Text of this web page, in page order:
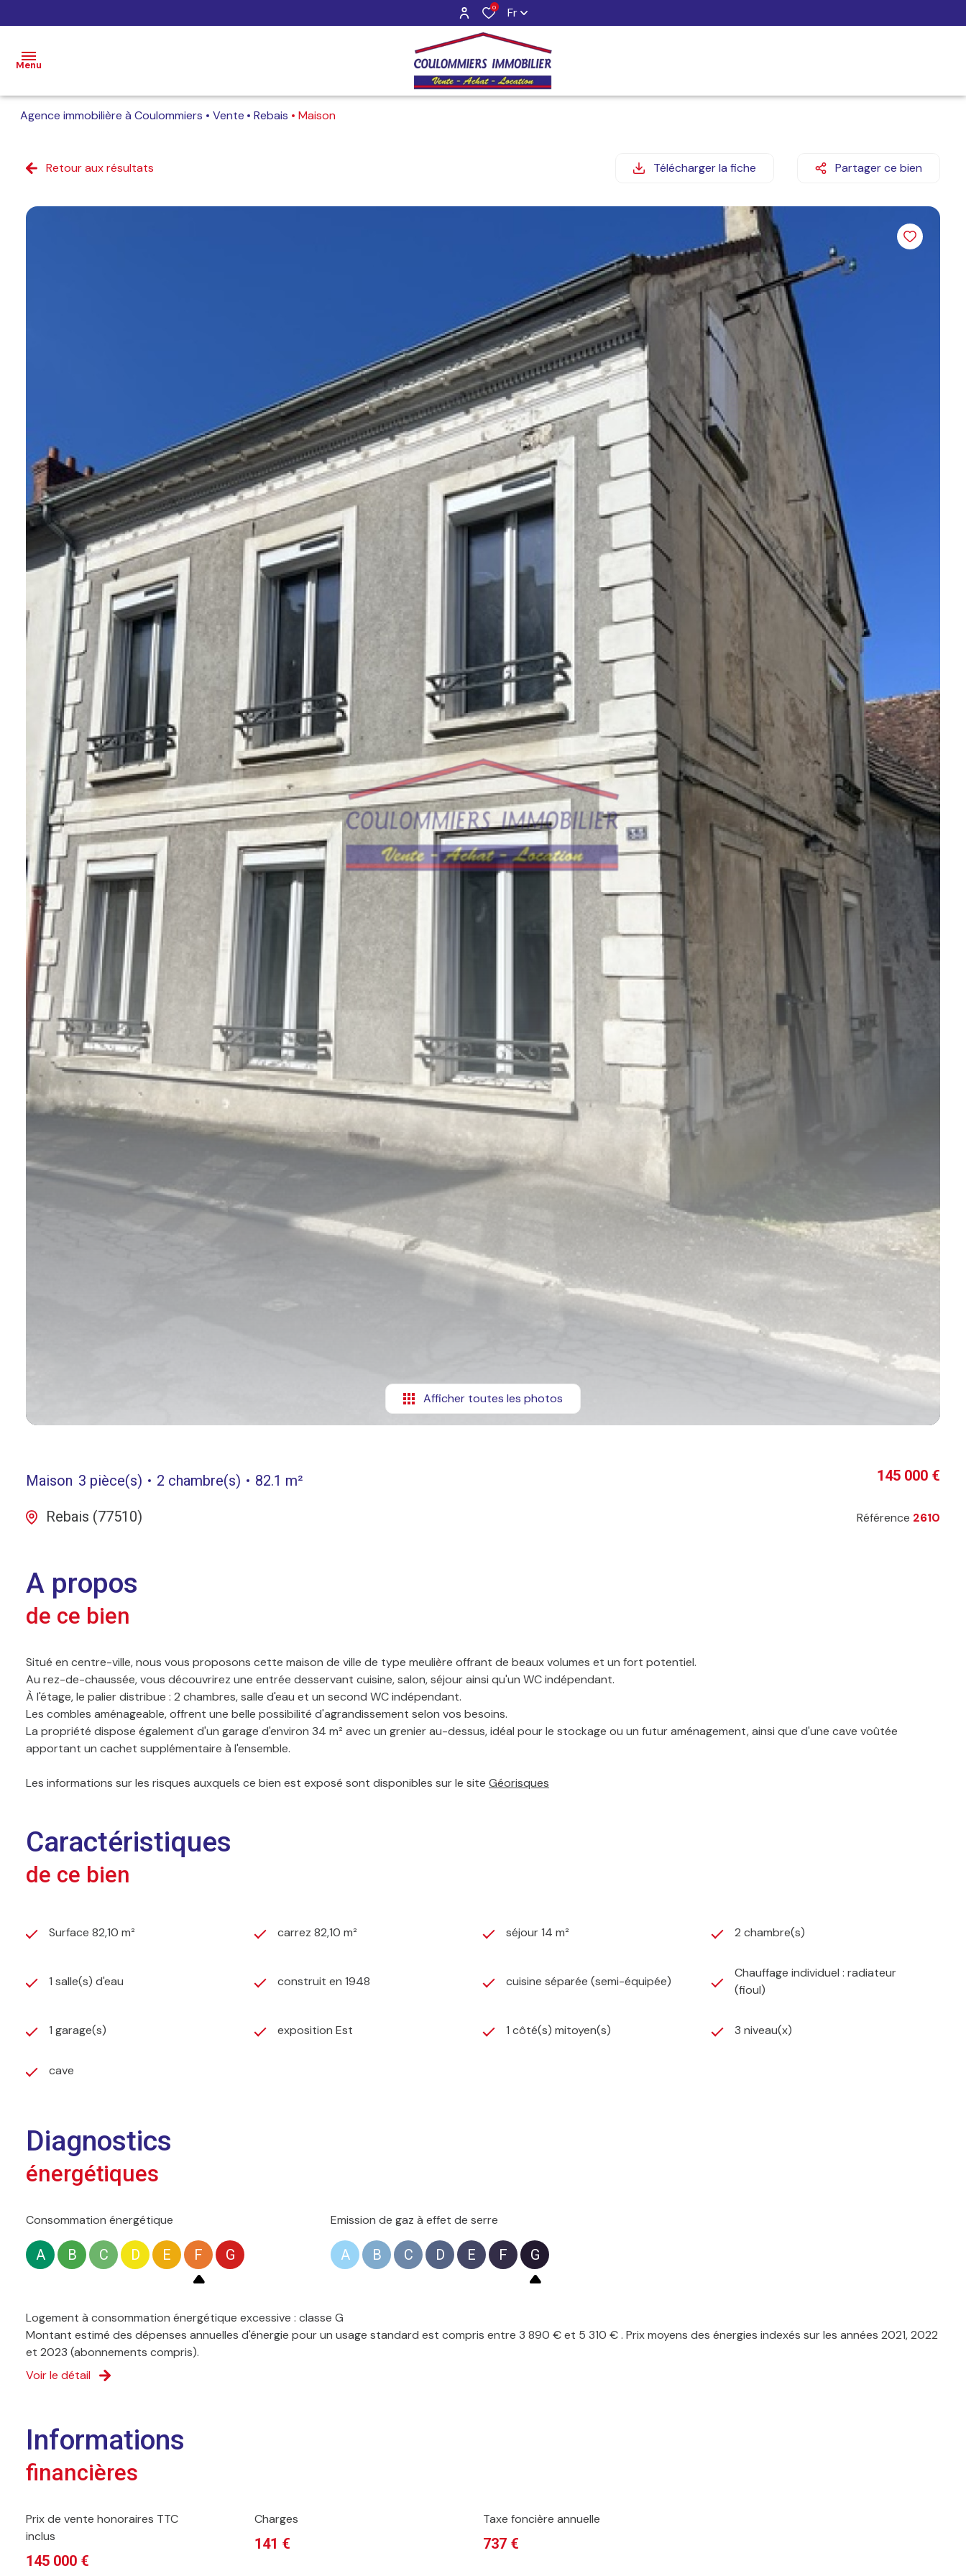
0 Fr
Menu
Ventes
Agence immobilière à Coulommiers Vente Rebais Maison
Retour aux résultats Télécharger la fiche Partager ce bien
Afficher toutes les photos
Maison 3 pièce(s) 2 chambre(s) 82.1 m²
Rebais (77510)
145 000 €
Référence 2610
A propos
de ce bien
Situé en centre-ville, nous vous proposons cette maison de ville de type meulière offrant de beaux volumes et un fort potentiel.
Au rez-de-chaussée, vous découvrirez une entrée desservant cuisine, salon, séjour ainsi qu'un WC indépendant.
À l'étage, le palier distribue : 2 chambres, salle d'eau et un second WC indépendant.
Les combles aménageable, offrent une belle possibilité d'agrandissement selon vos besoins.
La propriété dispose également d'un garage d'environ 34 m² avec un grenier au-dessus, idéal pour le stockage ou un futur aménagement, ainsi que d'une cave voûtée
apportant un cachet supplémentaire à l'ensemble.
Les informations sur les risques auxquels ce bien est exposé sont disponibles sur le site Géorisques
Caractéristiques
de ce bien
Surface 82,10 m² carrez 82,10 m² séjour 14 m² 2 chambre(s)
1 salle(s) d'eau construit en 1948 cuisine séparée (semi-équipée)
Chauffage individuel : radiateur
(fioul)
1 garage(s) exposition Est 1 côté(s) mitoyen(s) 3 niveau(x)
cave
Diagnostics
énergétiques
Consommation énergétique
A B C D E F G
Emission de gaz à effet de serre
A B C D E F G
Logement à consommation énergétique excessive : classe G
Montant estimé des dépenses annuelles d'énergie pour un usage standard est compris entre 3 890 € et 5 310 € . Prix moyens des énergies indexés sur les années 2021, 2022
et 2023 (abonnements compris).
Voir le détail
Informations
financières
Prix de vente honoraires TTC
inclus
145 000 €
Charges
141 €
Taxe foncière annuelle
737 €